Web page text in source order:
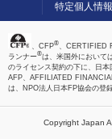
特定個人情
、CFP®、CERTIFIED
ランナー®は、米国外において
のライセンス契約の下に、日本
AFP、AFFILIATED
は、NPO法人日本FP協会の登
Copyright Japan